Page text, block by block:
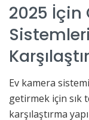
2025
Ev kamera
getirmek için
karşılaştırma